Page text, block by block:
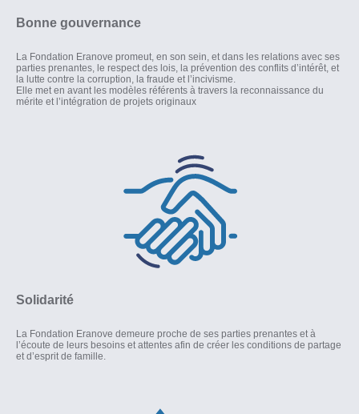
Bonne gouvernance
La Fondation Eranove promeut, en son sein, et dans les relations avec ses
parties prenantes, le respect des lois, la prévention des conflits d’intérêt, et
la lutte contre la corruption, la fraude et l’incivisme.
Elle met en avant les modèles référents à travers la reconnaissance du
mérite et l’intégration de projets originaux
Solidarité
La Fondation Eranove demeure proche de ses parties prenantes et à
l’écoute de leurs besoins et attentes afin de créer les conditions de partage
et d’esprit de famille.